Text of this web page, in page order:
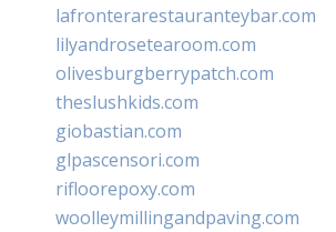
lafronterarestauranteybar.com
lilyandrosetearoom.com
olivesburgberrypatch.com
theslushkids.com
giobastian.com
glpascensori.com
rifloorepoxy.com
woolleymillingandpaving.com